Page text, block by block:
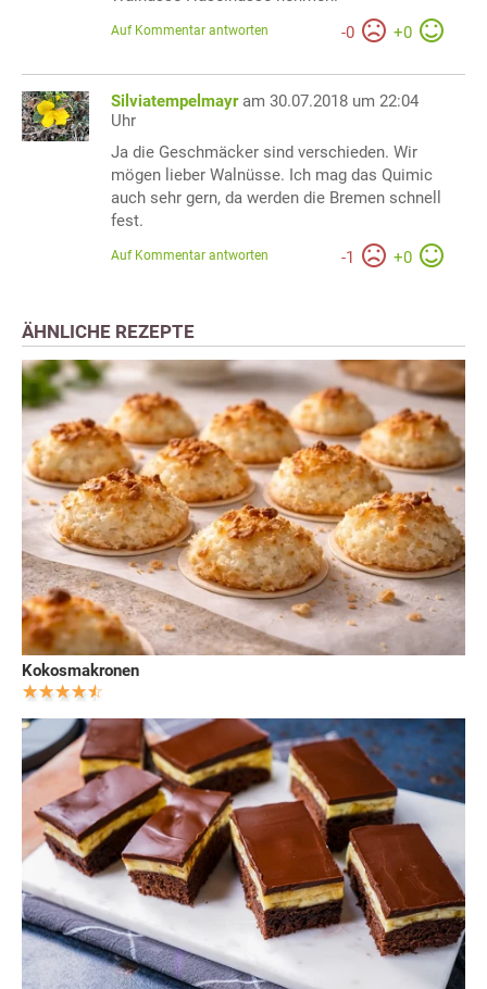
-0 +0
Auf Kommentar antworten
Silviatempelmayr am 30.07.2018 um 22:04
Uhr
Ja die Geschmäcker sind verschieden. Wir
mögen lieber Walnüsse. Ich mag das Quimic
auch sehr gern, da werden die Bremen schnell
fest.
-1 +0
Auf Kommentar antworten
ÄHNLICHE REZEPTE
Kokosmakronen